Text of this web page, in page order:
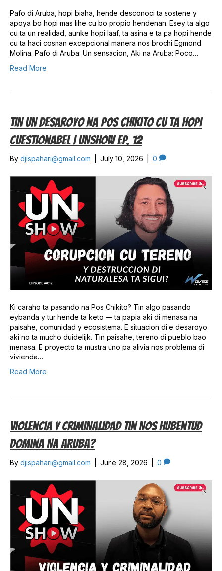
Pafo di Aruba, hopi biaha, hende desconoci ta sostene y
apoya bo hopi mas lihe cu bo propio hendenan. Esey ta algo
cu ta un realidad, aunke hopi laaf, ta asina e ta pa hopi hende
cu ta haci cosnan excepcional manera nos brochi Egmond
Molina. Pafo di Aruba: Un sensacion, Aki na Aruba: Poco…
Read More
Tin Un Desaroyo Na Pos Chikito Cu Ta Hopi
Cuestionabel | UNSHOW EP. 12
By djispahari@gmail.com July 10, 2026 0
Ki caraho ta pasando na Pos Chikito? Tin algo pasando
eybanda y tur hende ta keto — ta papia aki di menasa na
paisahe, comunidad y ecosistema. E situacion di e desaroyo
aki no ta mucho duidelijk. Tin paisahe, tereno di pueblo bao
menasa. E proyecto ta mustra uno pa alivia nos problema di
vivienda…
Read More
Violencia Y Criminalidad Tin Nos Hubentud
Domina Na Aruba?
By djispahari@gmail.com June 28, 2026 0